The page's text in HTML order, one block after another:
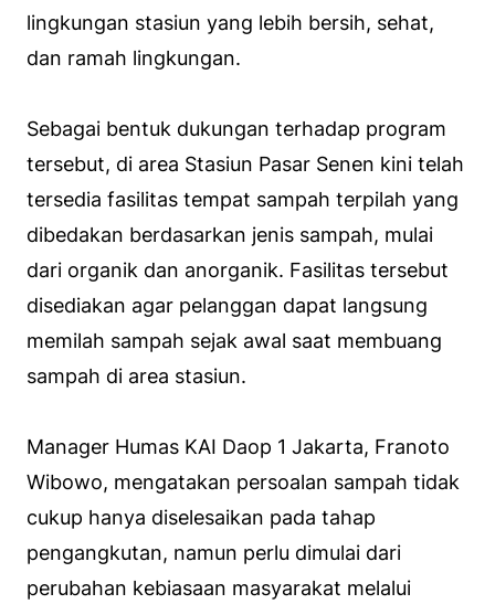
lingkungan stasiun yang lebih bersih, sehat,
dan ramah lingkungan.
Sebagai bentuk dukungan terhadap program
tersebut, di area Stasiun Pasar Senen kini telah
tersedia fasilitas tempat sampah terpilah yang
dibedakan berdasarkan jenis sampah, mulai
dari organik dan anorganik. Fasilitas tersebut
disediakan agar pelanggan dapat langsung
memilah sampah sejak awal saat membuang
sampah di area stasiun.
Manager Humas KAI Daop 1 Jakarta, Franoto
Wibowo, mengatakan persoalan sampah tidak
cukup hanya diselesaikan pada tahap
pengangkutan, namun perlu dimulai dari
perubahan kebiasaan masyarakat melalui